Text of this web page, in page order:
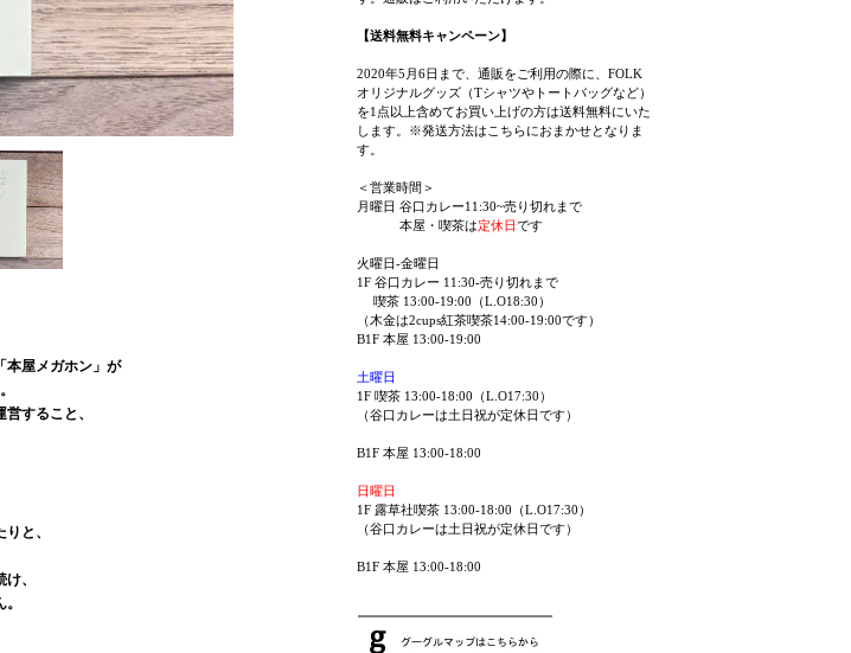
本屋メガホン」が
すること、
と、
、
【送料無料キャンペーン】
2020年5月6日まで、通販をご利用の際に、FOLK
オリジナルグッズ（Tシャツやトートバッグなど）
を1点以上含めてお買い上げの方は送料無料にいた
します。※発送方法はこちらにおまかせとなりま
す。
＜営業時間＞
月曜日 谷口カレー11:30~売り切れまで
本屋・喫茶は定休日です
火曜日-金曜日
1F 谷口カレー 11:30-売り切れまで
喫茶 13:00-19:00（L.O18:30）
（木金は2cups紅茶喫茶14:00-19:00です）
B1F 本屋 13:00-19:00
土曜日
1F 喫茶 13:00-18:00（L.O17:30）
（谷口カレーは土日祝が定休日です）
B1F 本屋 13:00-18:00
日曜日
1F 露草社喫茶 13:00-18:00（L.O17:30）
（谷口カレーは土日祝が定休日です）
B1F 本屋 13:00-18:00